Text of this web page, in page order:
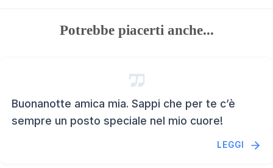
Potrebbe piacerti anche...
Buonanotte amica mia. Sappi che per te c’è
sempre un posto speciale nel mio cuore!
LEGGI